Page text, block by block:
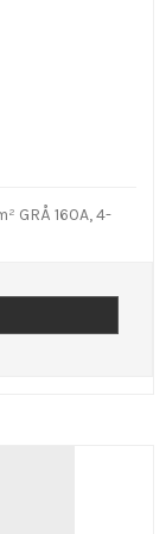
GRÅ 160A, 4-